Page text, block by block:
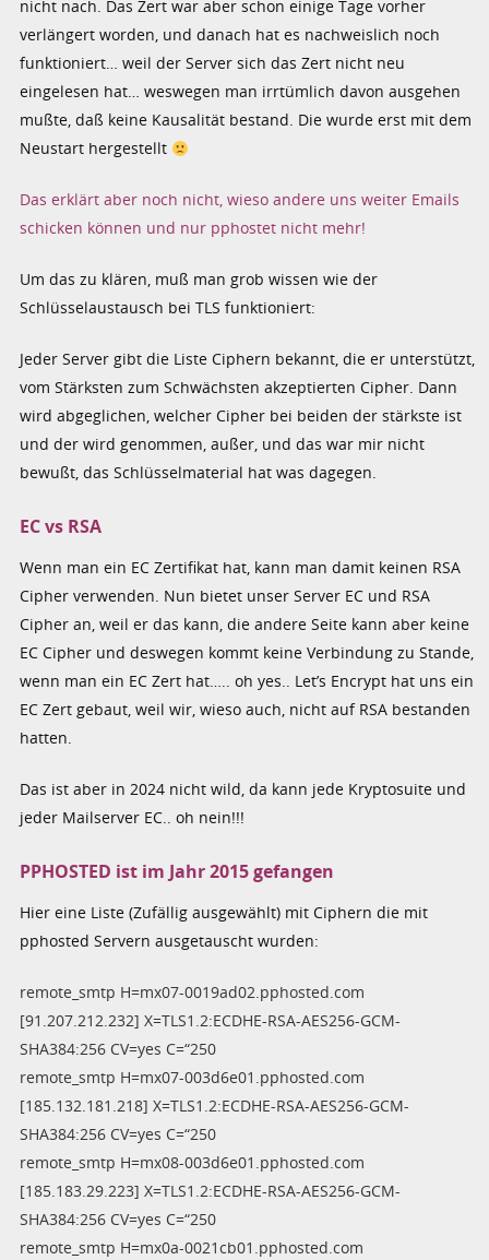
nicht nach. Das Zert war aber schon einige Tage vorher
verlängert worden, und danach hat es nachweislich noch
funktioniert… weil der Server sich das Zert nicht neu
eingelesen hat… weswegen man irrtümlich davon ausgehen
mußte, daß keine Kausalität bestand. Die wurde erst mit dem
Neustart hergestellt
Das erklärt aber noch nicht, wieso andere uns weiter Emails
schicken können und nur pphostet nicht mehr!
Um das zu klären, muß man grob wissen wie der
Schlüsselaustausch bei TLS funktioniert:
Jeder Server gibt die Liste Ciphern bekannt, die er unterstützt,
vom Stärksten zum Schwächsten akzeptierten Cipher. Dann
wird abgeglichen, welcher Cipher bei beiden der stärkste ist
und der wird genommen, außer, und das war mir nicht
bewußt, das Schlüsselmaterial hat was dagegen.
EC vs RSA
Wenn man ein EC Zertifikat hat, kann man damit keinen RSA
Cipher verwenden. Nun bietet unser Server EC und RSA
Cipher an, weil er das kann, die andere Seite kann aber keine
EC Cipher und deswegen kommt keine Verbindung zu Stande,
wenn man ein EC Zert hat….. oh yes.. Let’s Encrypt hat uns ein
EC Zert gebaut, weil wir, wieso auch, nicht auf RSA bestanden
hatten.
Das ist aber in 2024 nicht wild, da kann jede Kryptosuite und
jeder Mailserver EC.. oh nein!!!
PPHOSTED ist im Jahr 2015 gefangen
Hier eine Liste (Zufällig ausgewählt) mit Ciphern die mit
pphosted Servern ausgetauscht wurden:
remote_smtp H=mx07-0019ad02.pphosted.com
[91.207.212.232] X=TLS1.2:ECDHE-RSA-AES256-GCM-
SHA384:256 CV=yes C=“250
remote_smtp H=mx07-003d6e01.pphosted.com
[185.132.181.218] X=TLS1.2:ECDHE-RSA-AES256-GCM-
SHA384:256 CV=yes C=“250
remote_smtp H=mx08-003d6e01.pphosted.com
[185.183.29.223] X=TLS1.2:ECDHE-RSA-AES256-GCM-
SHA384:256 CV=yes C=“250
remote_smtp H=mx0a-0021cb01.pphosted.com